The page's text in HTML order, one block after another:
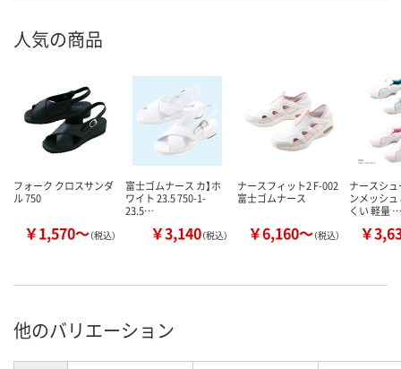
人気の商品
フォーク クロスサンダ
ル 750
￥1,570～（税込）
富士ゴムナース カ】ホ
ワイト 23.5 750-1-
23.5…
￥3,140（税込）
ナースフィット2 F-002
富士ゴムナース
￥6,160～（税込）
ナースシ
ンメッシ
くい 軽量 …
￥
他のバリエーション